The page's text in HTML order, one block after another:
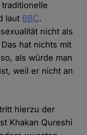
laut BBC.
nicht als
hat nichts mit
als würde man
weil er nicht an
hierzu der
Khakan Qureshi